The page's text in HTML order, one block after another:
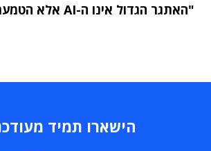
"האתגר הגדול אינו ה-AI אלא הטמעתה בארגון"
הישארו תמיד